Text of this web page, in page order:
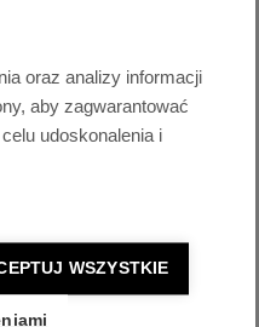
oraz analizy informacji
aby zagwarantować
udoskonalenia i
WSZYSTKIE